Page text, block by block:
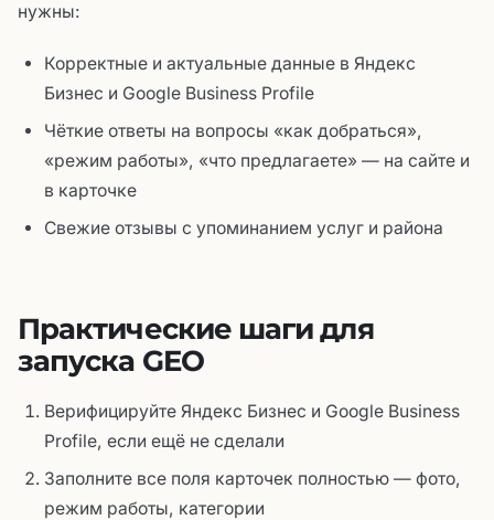
нужны:
Корректные и актуальные данные в Яндекс
Бизнес и Google Business Profile
Чёткие ответы на вопросы «как добраться»,
«режим работы», «что предлагаете» — на сайте и
в карточке
Свежие отзывы с упоминанием услуг и района
Практические шаги для
запуска GEO
Верифицируйте Яндекс Бизнес и Google Business
Profile, если ещё не сделали
Заполните все поля карточек полностью — фото,
режим работы, категории